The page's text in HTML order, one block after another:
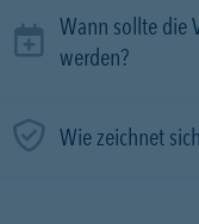
Wann sollte die
werden?
Wie zeichnet